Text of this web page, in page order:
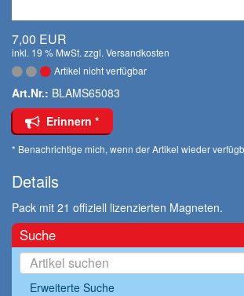
7,00 EUR
inkl. 19 % MwSt. zzgl. Versandkosten
Artikel nicht verfügbar
Art.Nr.: BLAMS65083
Erinnern *
* Benachrichtige mich, wenn der Artikel wieder
Details
Pack mit 21 offiziell lizenzierten Magneten.
Suche
Erweiterte Suche